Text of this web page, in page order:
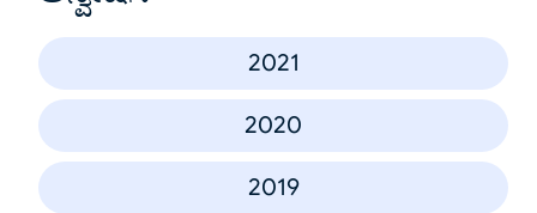
2021
2020
2019